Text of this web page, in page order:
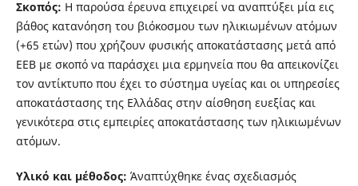
Σκοπός: Η παρούσα έρευνα επιχειρεί να αναπτύξει μία εις
βάθος κατανόηση του βιόκοσμου των ηλικιωμένων ατόμων
(+65 ετών) που χρήζουν φυσικής αποκατάστασης μετά από
ΕΕΒ με σκοπό να παράσχει μια ερμηνεία που θα απεικονίζει
τον αντίκτυπο που έχει το σύστημα υγείας και οι υπηρεσίες
αποκατάστασης της Ελλάδας στην αίσθηση ευεξίας και
γενικότερα στις εμπειρίες αποκατάστασης των ηλικιωμένων
ατόμων.
Υλικό και μέθοδος: Άναπτύχθηκε ένας σχεδιασμός